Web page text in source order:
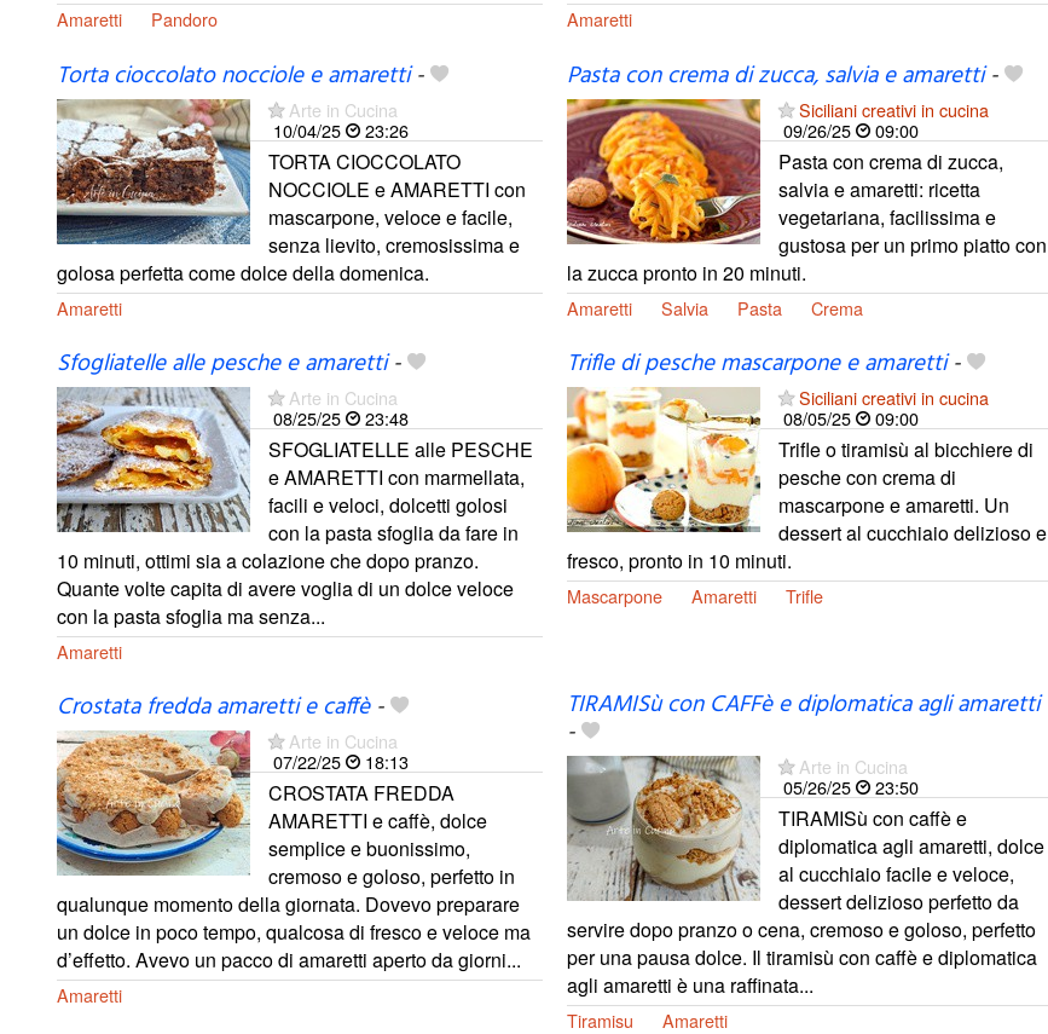
Amaretti Pandoro Amaretti
Torta cioccolato nocciole e amaretti-
Arte in Cucina
10/04/25
23:26
TORTA CIOCCOLATO
NOCCIOLE e AMARETTI con
mascarpone, veloce e facile,
senza lievito, cremosissima e
golosa perfetta come dolce della domenica.
Amaretti
Pasta con crema di zucca, salvia e amaretti-
Siciliani creativi in cucina
09/26/25
09:00
Pasta con crema di zucca,
salvia e amaretti: ricetta
vegetariana, facilissima e
gustosa per un primo piatto con
la zucca pronto in 20 minuti.
Amaretti Salvia Pasta Crema
Sfogliatelle alle pesche e amaretti-
Arte in Cucina
08/25/25
23:48
SFOGLIATELLE alle PESCHE
e AMARETTI con marmellata,
facili e veloci, dolcetti golosi
con la pasta sfoglia da fare in
10 minuti, ottimi sia a colazione che dopo pranzo.
Quante volte capita di avere voglia di un dolce veloce
con la pasta sfoglia ma senza...
Amaretti
Trifle di pesche mascarpone e amaretti-
Siciliani creativi in cucina
08/05/25
09:00
Trifle o tiramisù al bicchiere di
pesche con crema di
mascarpone e amaretti. Un
dessert al cucchiaio delizioso e
fresco, pronto in 10 minuti.
Mascarpone Amaretti Trifle
Crostata fredda amaretti e caffè-
Arte in Cucina
07/22/25
18:13
CROSTATA FREDDA
AMARETTI e caffè, dolce
semplice e buonissimo,
cremoso e goloso, perfetto in
qualunque momento della giornata. Dovevo preparare
un dolce in poco tempo, qualcosa di fresco e veloce ma
d’effetto. Avevo un pacco di amaretti aperto da giorni...
Amaretti
TIRAMISù con CAFFè e diplomatica agli amaretti
-
Arte in Cucina
05/26/25
23:50
TIRAMISù con caffè e
diplomatica agli amaretti, dolce
al cucchiaio facile e veloce,
dessert delizioso perfetto da
servire dopo pranzo o cena, cremoso e goloso, perfetto
per una pausa dolce. Il tiramisù con caffè e diplomatica
agli amaretti è una raffinata...
Tiramisu Amaretti